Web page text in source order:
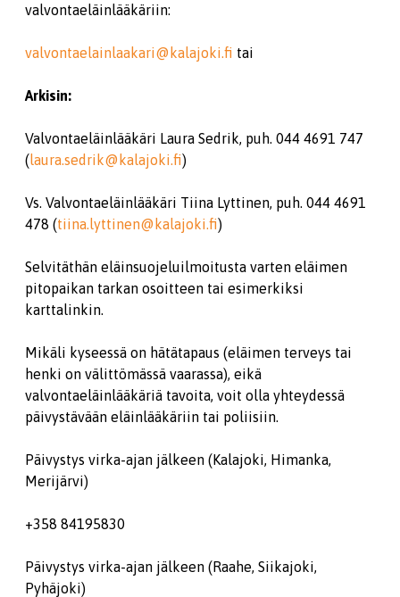
valvontaeläinlääkäriin:
valvontaelainlaakari@kalajoki.fi tai
Arkisin:
Valvontaeläinlääkäri Laura Sedrik, puh. 044 4691 747
(laura.sedrik@kalajoki.fi)
Vs. Valvontaeläinlääkäri Tiina Lyttinen, puh. 044 4691
478 (tiina.lyttinen@kalajoki.fi)
Selvitäthän eläinsuojeluilmoitusta varten eläimen
pitopaikan tarkan osoitteen tai esimerkiksi
karttalinkin.
Mikäli kyseessä on hätätapaus (eläimen terveys tai
henki on välittömässä vaarassa), eikä
valvontaeläinlääkäriä tavoita, voit olla yhteydessä
päivystävään eläinlääkäriin tai poliisiin.
Päivystys virka-ajan jälkeen (Kalajoki, Himanka,
Merijärvi)
+358 84195830
Päivystys virka-ajan jälkeen (Raahe, Siikajoki,
Pyhäjoki)